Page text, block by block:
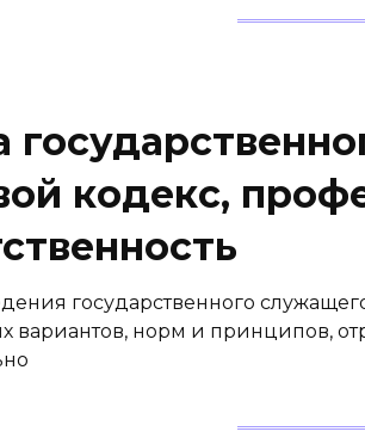
кодекс,
государственного
вариантов, норм и принципов,